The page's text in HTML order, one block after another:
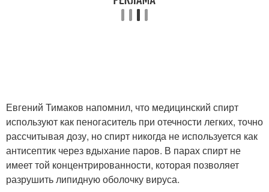
Евгений Тимаков напомнил, что медицинский спирт
используют как пеногаситель при отечности легких, точно
рассчитывая дозу, но спирт никогда не используется как
антисептик через вдыхание паров. В парах спирт не
имеет той концентрированности, которая позволяет
разрушить липидную оболочку вируса.